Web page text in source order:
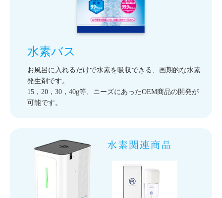
水素バス
お風呂に入れるだけで水素を吸収できる、画期的な水素
発生剤です。
15，20，30，40g等、ニーズにあったOEM商品の開発が
可能です。